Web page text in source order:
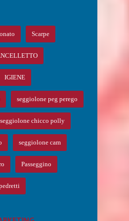
Scarpe
IGIENE
seggiolone peg perego
seggiolone chicco polly
seggiolone cam
Passeggino